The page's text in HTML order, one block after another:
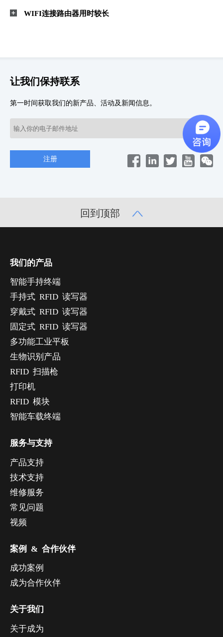
WIFI连接路由器用时较长
让我们保持联系
第一时间获取我们的新产品、活动及新闻信息。
回到顶部
我们的产品
智能手持终端
手持式 RFID 读写器
穿戴式 RFID 读写器
固定式 RFID 读写器
多功能工业平板
生物识别产品
RFID 扫描枪
打印机
RFID 模块
智能车载终端
服务与支持
产品支持
技术支持
维修服务
常见问题
视频
案例 & 合作伙伴
成功案例
成为合作伙伴
关于我们
关于成为